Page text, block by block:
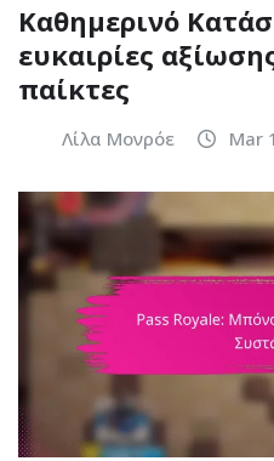
Καθημερινό
ευκαιρίες
παίκτες
Λίλα Μονρόε Mar